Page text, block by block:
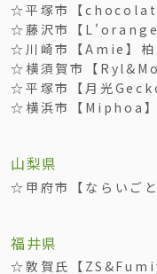
☆平塚市【
☆藤沢市【L'orange
☆川崎市【Amie】柏
☆横須賀市【
☆平塚市【月光
☆横浜市【Miphoa】
山梨県
☆甲府市【ならいご
福井県
☆敦賀氏【